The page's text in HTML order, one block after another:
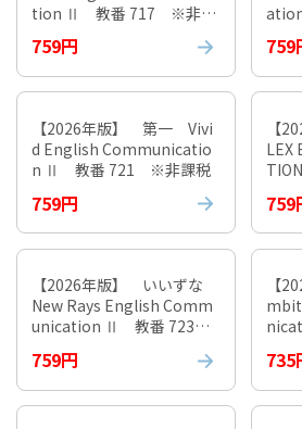
tion Ⅱ 教番 717 ※非課
759円 759
【2026年版】 第一 Vivi
d English Communicatio
n Ⅱ 教番 721 ※非課税
759円
【
LEX
759
【2026年版】 いいずな
New Rays English Comm
unication Ⅱ 教番 723
759円
【
735